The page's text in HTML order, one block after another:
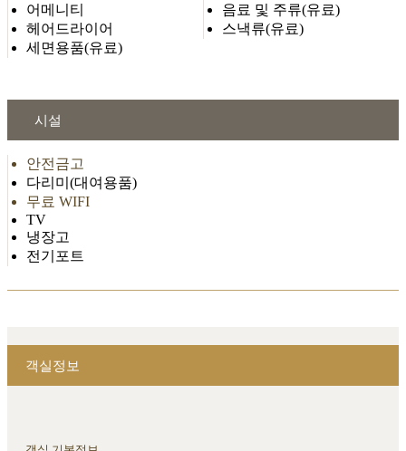
어메니티
헤어드라이어
세면용품(유료)
음료 및 주류(유료)
스낵류(유료)
시설
안전금고
다리미(대여용품)
무료 WIFI
TV
냉장고
전기포트
객실정보